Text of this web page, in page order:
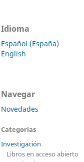
Idioma
Español (España)
English
Navegar
Novedades
Categorías
Investigación
Libros en acceso abierto